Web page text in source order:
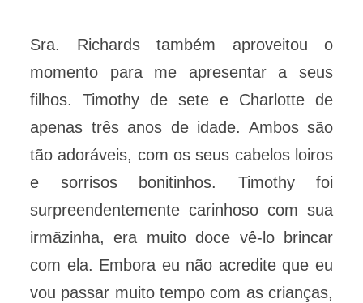
Sra. Richards também aproveitou o
momento para me apresentar a seus
filhos. Timothy de sete e Charlotte de
apenas três anos de idade. Ambos são
tão adoráveis, com os seus cabelos loiros
e sorrisos bonitinhos. Timothy foi
surpreendentemente carinhoso com sua
irmãzinha, era muito doce vê-lo brincar
com ela. Embora eu não acredite que eu
vou passar muito tempo com as crianças,